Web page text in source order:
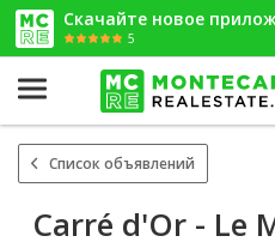
Скачайте новое
5
Список объявлений
Carré d'Or - Le